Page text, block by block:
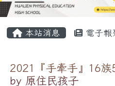
本站消息 電子報
2021『手牽手』16
by 原住民孩子